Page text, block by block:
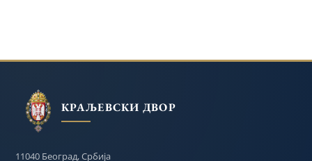
КРАЉЕВСКИ ДВОР
11040 Београд, Србија